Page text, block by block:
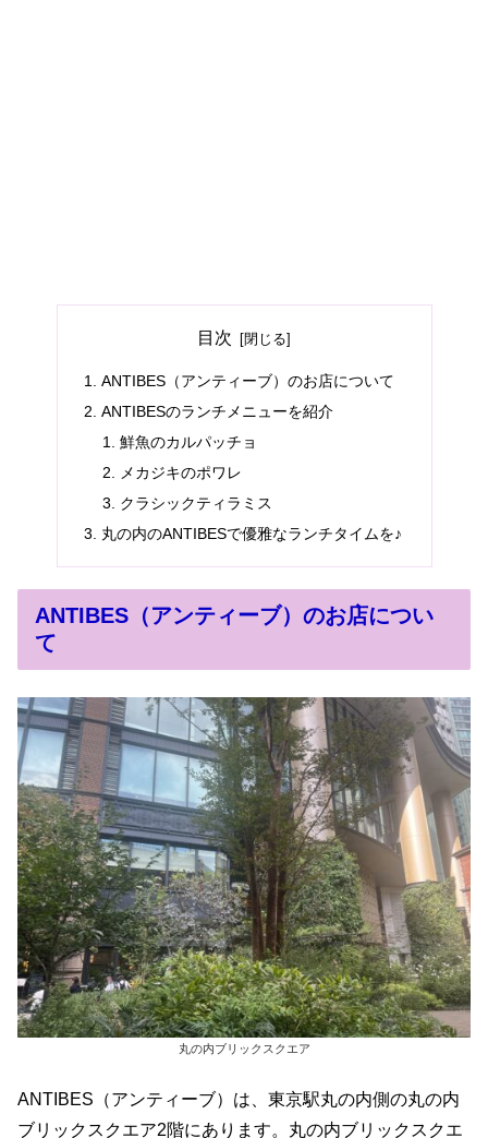
目次
ANTIBES（アンティーブ）のお店について
ANTIBESのランチメニューを紹介
鮮魚のカルパッチョ
メカジキのポワレ
クラシックティラミス
丸の内のANTIBESで優雅なランチタイムを♪
ANTIBES（アンティーブ）のお店につい
て
丸の内ブリックスクエア
ANTIBES（アンティーブ）は、東京駅丸の内側の丸の内
ブリックスクエア2階にあります。丸の内ブリックスクエ